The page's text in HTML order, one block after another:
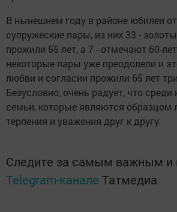
В нынешнем году в районе юбилеи
супружеские пары, из них 33 -
прожили 55 лет, а 7 - отмечают 60-
некоторые пары уже преодолели и
любви и согласии прожили 65 лет
Безусловно, очень радует, что среди
семьи, которые являются образцом
терпения и уважения друг к другу.
Следите за самым важным и
Telegram-канале Татмедиа